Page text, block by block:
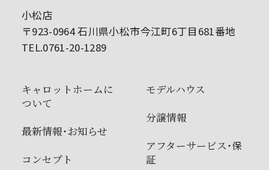
小松店
〒923-0964 石川県小松市今江町6丁目681番地
TEL.0761-20-1289
キャロットホームに
ついて
最新情報・お知らせ
コンセプト
モデルハウス
分譲情報
アフターサービス・保
証